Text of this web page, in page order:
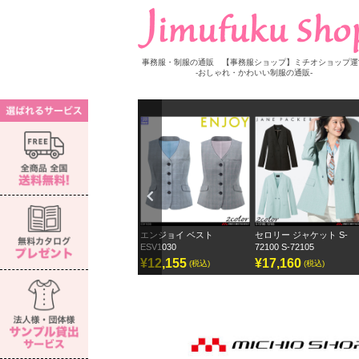
事務服・制服の通販 【事務服ショップ】ミチオショップ
-おしゃれ・かわいい制服の通販-
ous
エンジョイ ベスト
ESV1030
¥12,155
セロリー ジャケット S-
72100 S-72105
¥17,160 (税込)
セロリー ワイドパンツ ジ
ェーンパッカー
¥12,870 (税込)